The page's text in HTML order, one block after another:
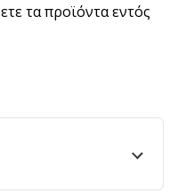
τα προϊόντα εντός